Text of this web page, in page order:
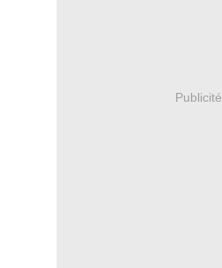
Publicité